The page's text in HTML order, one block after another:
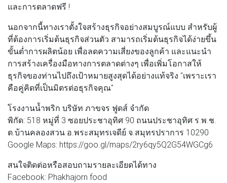
และการตลาดฟรี !
นอกจากนี้ทางเราตั้งใจสร้างธุรกิจอย่างสมบูรณ์แบบ สำหรับผู้
ที่ต้องการเริ่มต้นธุรกิจส่วนตัว สามารถเริ่มต้นธุรกิจได้ง่ายขึ้น
ขั้นต่ำการผลิตน้อย เพื่อลดความเสี่ยงของลูกค้า และแนะนำ
การสร้างเครื่องมือทางการตลาดต่างๆ เพื่อเพิ่มโอกาสให้
ธุรกิจของท่านไปถึงเป้าหมายสูงสุดได้อย่างแท้จริง "เพราะเรา
คือคู่คิดที่เป็นมิตรต่อธุรกิจคุณ"
โรงงานน้ำพริก บริษัท ภาขจร ฟูดส์ จำกัด
พิกัด: 518 หมู่ที่ 3 ซอยประชาอุทิศ 90 ถนนประชาอุทิศ ร.พ.ช.
ต.บ้านคลองสวน อ.พระสมุทรเจดีย์ จ.สมุทรปราการ 10290
Google Maps: https://goo.gl/maps/2ry6qy5Q2G54WGCg6
สนใจติดต่อหรือสอบถามรายละเอียดได้ทาง
Facebook: Phakhajorn food